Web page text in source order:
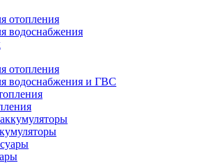
отопления
водоснабжения
отопления
водоснабжения и ГВС